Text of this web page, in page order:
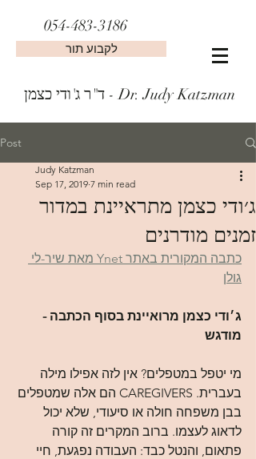
054-483-3186
לקבוע תור
ד"ר ג'ודי כצמן - Dr. Judy Katzman
Post
ג׳ודי כצמן מתראיינת במדור
זמנים מודרנים
Judy Katzman
Sep 17, 2019 7 min read
כתבה המקורית באתר Ynet מאת שיר-לי
גולן
ג׳ודי כצמן מרואיינת בסוף הכתבה -
מודגש
מי יטפל במטפלים? אין לזה אפילו מילה
בעברית. CAREGIVERS הם אלה שמטפלים
בבן משפחה חולה או סיעודי, שלא יכול
לדאוג לעצמו. ברוב המקרים זה קורה
פתאום, והנטל כבד: העבודה נפגעת, חיי